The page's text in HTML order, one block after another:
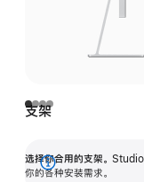
支架
选择你合用的支架。 Studio
你的各种安装需求。
展